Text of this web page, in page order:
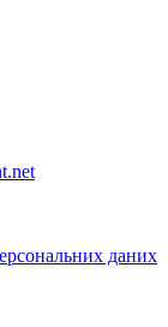
даних